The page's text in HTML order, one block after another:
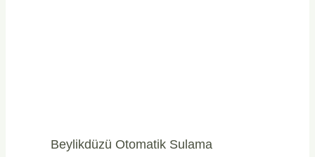
Beylikdüzü Otomatik Sulama